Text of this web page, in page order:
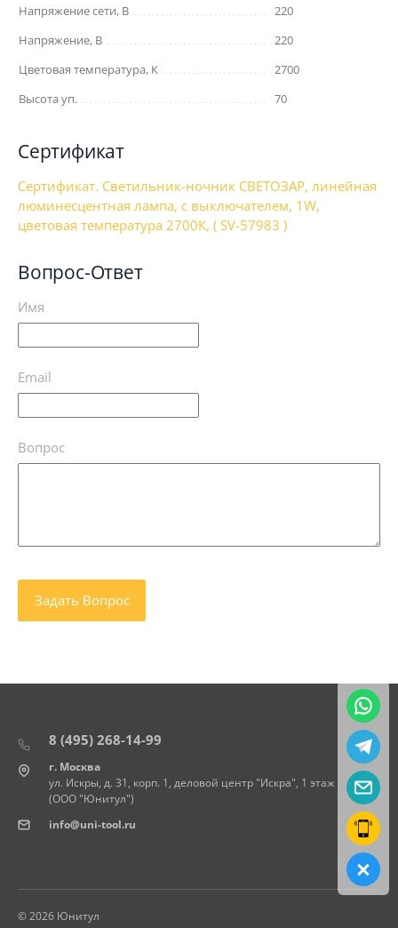
Напряжение сети, В
220
Напряжение, В
220
Цветовая температура, К
2700
Высота уп.
70
Сертификат
Сертификат. Светильник-ночник СВЕТОЗАР, линейная
люминесцентная лампа, с выключателем, 1W,
цветовая температура 2700К, ( SV-57983 )
Вопрос-Ответ
Имя
Email
Вопрос
8 (495) 268-14-99
г. Москва
ул. Искры, д. 31, корп. 1, деловой центр "Искра", 1 этаж
(ООО "Юнитул")
info@uni-tool.ru
© 2026 Юнитул